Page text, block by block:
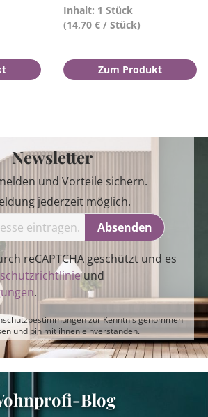
Inhalt: 1 Stück
(14,70 € / Stück)
Zum Produkt
Newsletter
und Vorteile sichern.
jederzeit möglich.
Absenden
reCAPTCHA geschützt und es
und
.
zur Kenntnis genommen
und bin mit ihnen einverstanden.
Blog